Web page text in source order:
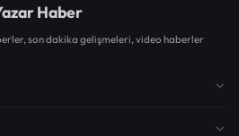
Haber
son dakika gelişmeleri, video haberler